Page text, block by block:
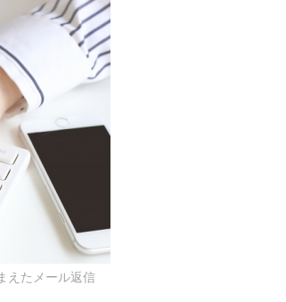
えたメール返信